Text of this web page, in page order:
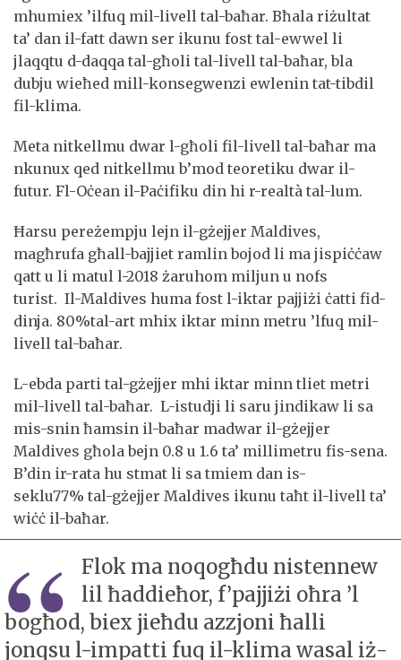
mhumiex ’ilfuq mil-livell tal-baħar. Bħala riżultat
ta’ dan il-fatt dawn ser ikunu fost tal-ewwel li
jlaqqtu d-daqqa tal-għoli tal-livell tal-baħar, bla
dubju wieħed mill-konsegwenzi ewlenin tat-tibdil
fil-klima.
Meta nitkellmu dwar l-għoli fil-livell tal-baħar ma
nkunux qed nitkellmu b’mod teoretiku dwar il-
futur. Fl-Oċean il-Paċifiku din hi r-realtà tal-lum.
Ħarsu pereżempju lejn il-gżejjer Maldives,
magħrufa għall-bajjiet ramlin bojod li ma jispiċċaw
qatt u li matul l-2018 żaruhom miljun u nofs
turist. Il-Maldives huma fost l-iktar pajjiżi ċatti fid-
dinja. 80%tal-art mhix iktar minn metru ’lfuq mil-
livell tal-baħar.
L-ebda parti tal-gżejjer mhi iktar minn tliet metri
mil-livell tal-baħar. L-istudji li saru jindikaw li sa
mis-snin ħamsin il-baħar madwar il-gżejjer
Maldives għola bejn 0.8 u 1.6 ta’ millimetru fis-sena.
B’din ir-rata hu stmat li sa tmiem dan is-
seklu77% tal-gżejjer Maldives ikunu taħt il-livell ta’
wiċċ il-baħar.
Flok ma noqogħdu nistennew
lil ħaddieħor, f’pajjiżi oħra ’l
bogħod, biex jieħdu azzjoni ħalli
jonqsu l-impatti fuq il-klima wasal iż-